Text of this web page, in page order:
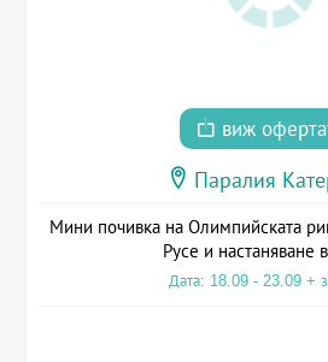
виж
Паралия
Мини почивка на Олимпийската
Русе и настаняване
Дата: 18.09 - 23.09 +